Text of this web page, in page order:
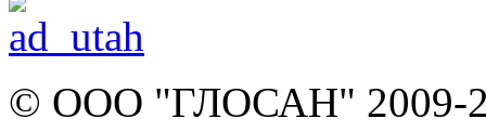
© ООО "ГЛОСАН" 2009-